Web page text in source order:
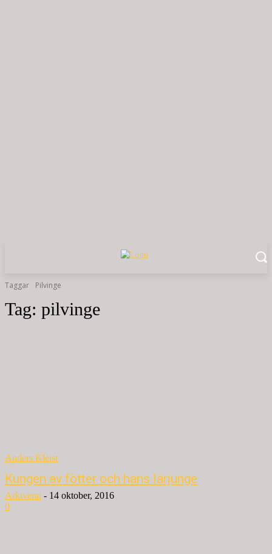
Taggar Pilvinge
Tag: pilvinge
Anders Kleist
Kungen av fötter och hans lärjunge
Arkiverat - 14 oktober, 2016
0